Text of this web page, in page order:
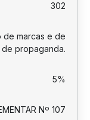
302
de marcas e de
de propaganda.
5%
Nº 107